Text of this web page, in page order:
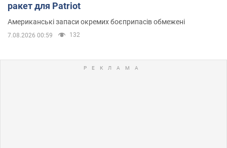
ракет для Patriot
Американські запаси окремих боєприпасів обмежені
7.08.2026 00:59 132